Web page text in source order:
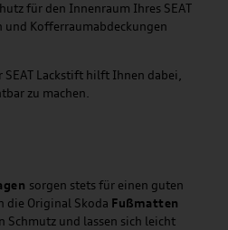
für den Innenraum Ihres SEAT
Kofferraumabdeckungen
SEAT Lackstift hilft Ihnen dabei,
zu machen.
sorgen stets für einen guten
die Original Skoda Fußmatten
Schmutz und lassen sich leicht